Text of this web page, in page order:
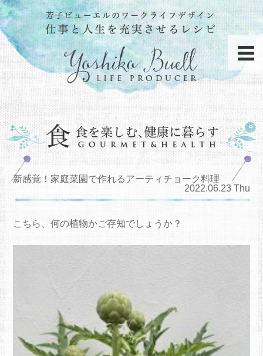
新感覚！家庭菜園で作れるアーティチョーク料理
2022.06.23 Thu
こちら、何の植物かご存知でしょうか？